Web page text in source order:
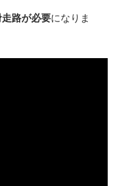
路が必要になりま